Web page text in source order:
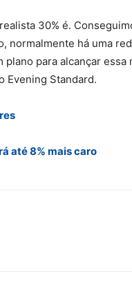
30% é.
normalmente há uma
plano para alcançar
Evening Standard.
até 8% mais caro